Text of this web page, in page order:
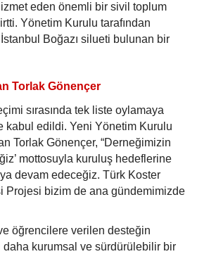
eden önemli bir sivil toplum
Yönetim Kurulu tarafından
Boğazı silueti bulunan bir
Torlak Gönençer
sırasında tek liste oylamaya
kabul edildi. Yeni Yönetim Kurulu
Torlak Gönençer, “Derneğimizin
mottosuyla kuruluş hedeflerine
devam edeceğiz. Türk Koster
Projesi bizim de ana gündemimizde
öğrencilere verilen desteğin
daha kurumsal ve sürdürülebilir bir